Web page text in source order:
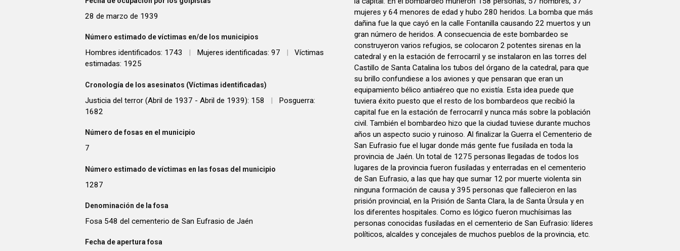
28 de marzo de 1939
Número estimado de víctimas en/de los municipios
Hombres identificados: 1743 Mujeres identificadas: 97
Víctimas
estimadas: 1925
Cronología de los asesinatos (Víctimas identificadas)
Justicia del terror (Abril de 1937 - Abril de 1939): 158 |
Posguerra:
1682
Número de fosas en el municipio
7
Número estimado de víctimas en las fosas del municipio
1287
Denominación de la fosa
Fosa 548 del cementerio de San Eufrasio de Jaén
Fecha de apertura fosa
mujeres y 64 menores de edad y hubo 280 heridos. La bomba que más
dañina fue la que cayó en la calle Fontanilla causando 22 muertos y un
gran número de heridos. A consecuencia de este bombardeo se
construyeron varios refugios, se colocaron 2 potentes sirenas en la
catedral y en la estación de ferrocarril y se instalaron en las torres del
Castillo de Santa Catalina los tubos del órgano de la catedral, para que
su brillo confundiese a los aviones y que pensaran que eran un
equipamiento bélico antiaéreo que no existía. Esta idea puede que
tuviera éxito puesto que el resto de los bombardeos que recibió la
capital fue en la estación de ferrocarril y nunca más sobre la población
civil. También el bombardeo hizo que la ciudad tuviese durante muchos
años un aspecto sucio y ruinoso. Al finalizar la Guerra el Cementerio de
San Eufrasio fue el lugar donde más gente fue fusilada en toda la
provincia de Jaén. Un total de 1275 personas llegadas de todos los
lugares de la provincia fueron fusiladas y enterradas en el cementerio
de San Eufrasio, a las que hay que sumar 12 por muerte violenta sin
ninguna formación de causa y 395 personas que fallecieron en las
prisión provincial, en la Prisión de Santa Clara, la de Santa Úrsula y en
los diferentes hospitales. Como es lógico fueron muchísimas las
personas conocidas fusiladas en el cementerio de San Eufrasio: líderes
políticos, alcaldes y concejales de muchos pueblos de la provincia, etc.